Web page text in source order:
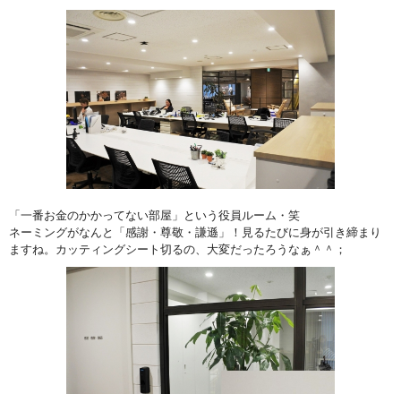
「一番お金のかかってない部屋」という役員ルーム・笑
ネーミングがなんと「感謝・尊敬・謙遜」！見るたびに身が引き締まり
ますね。カッティングシート切るの、大変だったろうなぁ＾＾；